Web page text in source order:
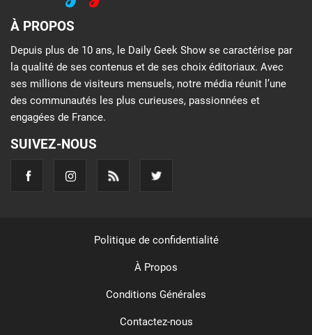
À PROPOS
Depuis plus de 10 ans, le Daily Geek Show se caractérise par
la qualité de ses contenus et de ses choix éditoriaux. Avec
ses millions de visiteurs mensuels, notre média réunit l’une
des communautés les plus curieuses, passionnées et
engagées de France.
SUIVEZ-NOUS
Politique de confidentialité
À Propos
Conditions Générales
Contactez-nous